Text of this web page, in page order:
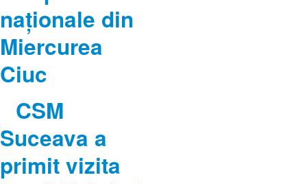
naționale din
Miercurea
Ciuc
CSM
Suceava a
primit vizita